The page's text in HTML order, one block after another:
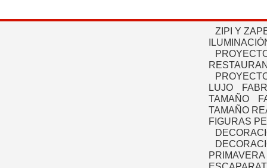
ZIPI Y
LUJO
TAMAÑO
TAMAÑO
FIGURAS
PRIMAVERA